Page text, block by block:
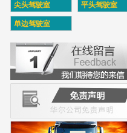
尖头驾驶室 平头驾驶室
单边驾驶室